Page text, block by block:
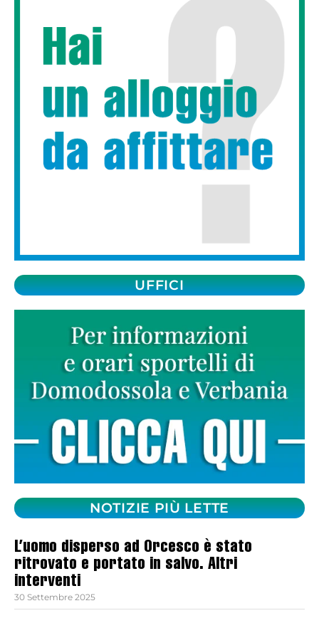
UFFICI
NOTIZIE PIÙ LETTE
L’uomo disperso ad Orcesco è stato
ritrovato e portato in salvo. Altri
interventi
30 Settembre 2025